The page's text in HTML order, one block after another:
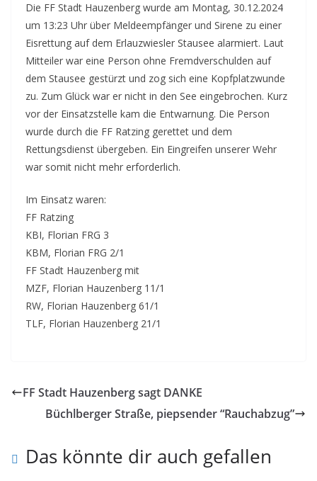
Die FF Stadt Hauzenberg wurde am Montag, 30.12.2024
um 13:23 Uhr über Meldeempfänger und Sirene zu einer
Eisrettung auf dem Erlauzwiesler Stausee alarmiert. Laut
Mitteiler war eine Person ohne Fremdverschulden auf
dem Stausee gestürzt und zog sich eine Kopfplatzwunde
zu. Zum Glück war er nicht in den See eingebrochen. Kurz
vor der Einsatzstelle kam die Entwarnung. Die Person
wurde durch die FF Ratzing gerettet und dem
Rettungsdienst übergeben. Ein Eingreifen unserer Wehr
war somit nicht mehr erforderlich.
Im Einsatz waren:
FF Ratzing
KBI, Florian FRG 3
KBM, Florian FRG 2/1
FF Stadt Hauzenberg mit
MZF, Florian Hauzenberg 11/1
RW, Florian Hauzenberg 61/1
TLF, Florian Hauzenberg 21/1
FF Stadt Hauzenberg sagt DANKE
Büchlberger Straße, piepsender “Rauchabzug”
Das könnte dir auch gefallen